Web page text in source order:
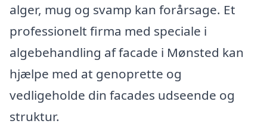
alger, mug og svamp kan forårsage. Et
professionelt firma med speciale i
algebehandling af facade i Mønsted kan
hjælpe med at genoprette og
vedligeholde din facades udseende og
struktur.